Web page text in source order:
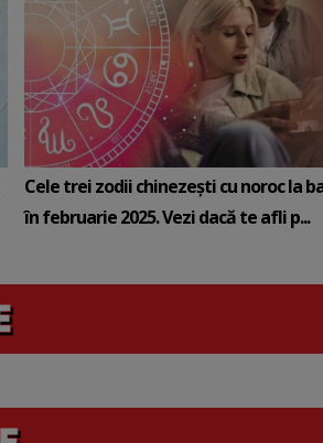
Cele trei zodii chinezești cu noroc la
în februarie 2025. Vezi dacă te afli p...